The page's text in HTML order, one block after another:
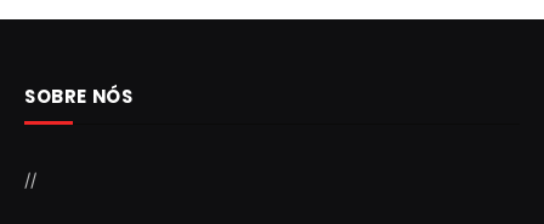
SOBRE NÓS
//